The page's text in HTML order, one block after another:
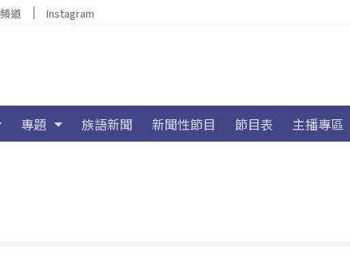
道 Instagram
專題 族語新聞 新聞性節目 節目表 主播專區